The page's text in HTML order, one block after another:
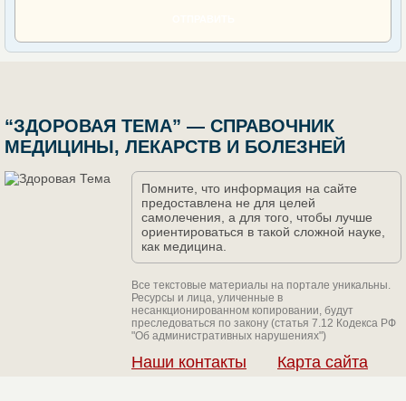
“ЗДОРОВАЯ ТЕМА” — СПРАВОЧНИК
МЕДИЦИНЫ, ЛЕКАРСТВ И БОЛЕЗНЕЙ
Помните, что информация на сайте
предоставлена не для целей
самолечения, а для того, чтобы лучше
ориентироваться в такой сложной науке,
как медицина.
Все текстовые материалы на портале уникальны.
Ресурсы и лица, уличенные в
несанкционированном копировании, будут
преследоваться по закону (статья 7.12 Кодекса РФ
"Об административных нарушениях")
Наши контакты Карта сайта